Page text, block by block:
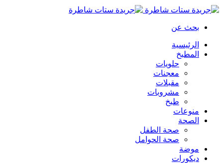
بحث عن
الرئيسية
المطبخ
حلويات
معجنات
مقبلات
مشروبات
طبخ
منوعات
الصحة
صحة الطفل
صحة الحوامل
موضة
ديكورات